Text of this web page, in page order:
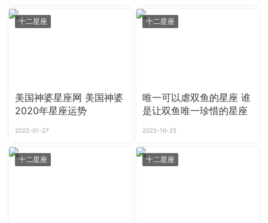
十二星座
美国神婆星座网 美国神婆
2020年星座运势
2022-01-27
十二星座
唯一可以虐双鱼的星座 谁
是让双鱼唯一珍惜的星座
2022-10-25
十二星座 十二星座